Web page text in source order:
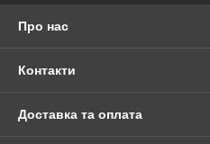
Про нас
Контакти
Доставка та оплата